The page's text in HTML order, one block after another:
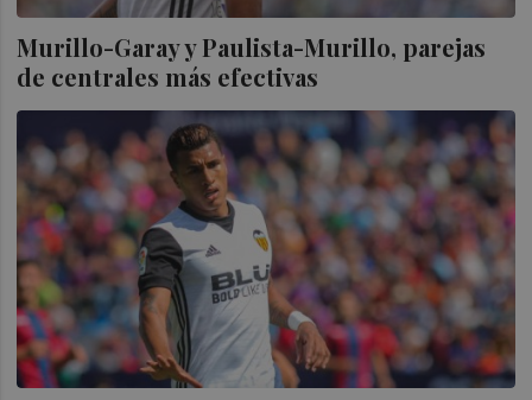
Murillo-Garay y Paulista-Murillo, parejas
de centrales más efectivas